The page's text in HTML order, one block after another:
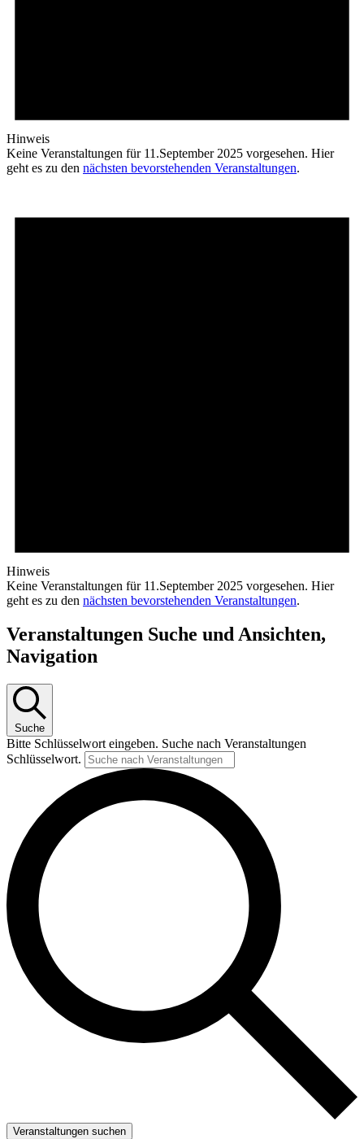
Hinweis
Keine Veranstaltungen für 11.September 2025 vorgesehen. Hier
geht es zu den nächsten bevorstehenden Veranstaltungen.
Hinweis
Keine Veranstaltungen für 11.September 2025 vorgesehen. Hier
geht es zu den nächsten bevorstehenden Veranstaltungen.
Veranstaltungen Suche und Ansichten,
Navigation
Suche
Bitte Schlüsselwort eingeben. Suche nach Veranstaltungen
Schlüsselwort.
Veranstaltungen suchen